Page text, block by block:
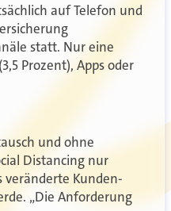
auf Telefon und
statt. Nur eine
Prozent), Apps oder
und ohne
Distancing nur
veränderte Kunden-
„Die Anforderung